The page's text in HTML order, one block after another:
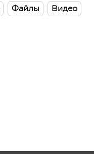
Файлы Видео